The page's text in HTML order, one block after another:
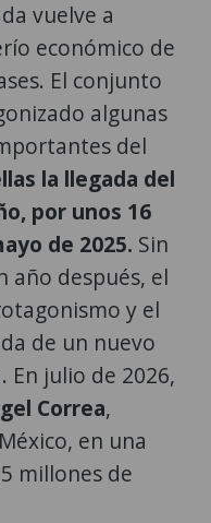
vuelve a
económico de
El conjunto
algunas
del
la llegada del
por unos 16
de 2025. Sin
año después, el
y el
de un nuevo
julio de 2026,
Correa,
en una
millones de